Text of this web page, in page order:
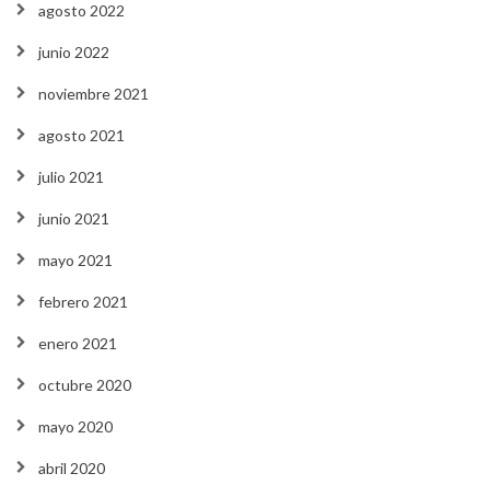
agosto 2022
junio 2022
noviembre 2021
agosto 2021
julio 2021
junio 2021
mayo 2021
febrero 2021
enero 2021
octubre 2020
mayo 2020
abril 2020